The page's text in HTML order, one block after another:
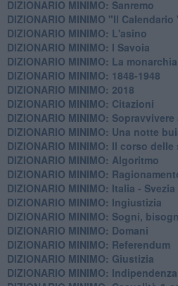
DIZIONARIO MINIMO: Sanremo
DIZIONARIO MINIMO "Il
DIZIONARIO MINIMO: L'asino
DIZIONARIO MINIMO: I Savoia
DIZIONARIO MINIMO: La monarchia
DIZIONARIO MINIMO: 1848-1948
DIZIONARIO MINIMO: 2018
DIZIONARIO MINIMO: Citazioni
DIZIONARIO MINIMO: ​Sopravvivere
DIZIONARIO MINIMO: ​Una notte
DIZIONARIO MINIMO: Il corso delle
DIZIONARIO MINIMO: Algoritmo
DIZIONARIO MINIMO:
DIZIONARIO MINIMO: Italia - Svezia
DIZIONARIO MINIMO: ​Ingiustizia
DIZIONARIO MINIMO: ​Sogni,
DIZIONARIO MINIMO: Domani
DIZIONARIO MINIMO: Referendum
DIZIONARIO MINIMO: Giustizia
DIZIONARIO MINIMO: